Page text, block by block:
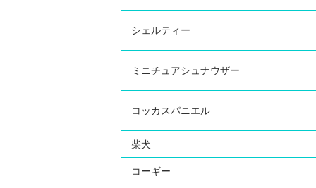
シェルティー
ミニチュアシュナウザー
コッカスパニエル
柴犬
コーギー